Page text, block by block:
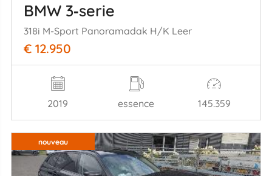
BMW 3‑serie
318i M-Sport Panoramadak H/K Leer
€ 12.950
2019 essence 145.359
nouveau